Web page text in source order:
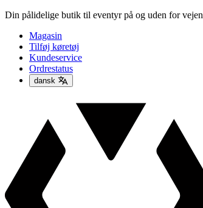
Din pålidelige butik til eventyr på og uden for vejen
Magasin
Tilføj køretøj
Kundeservice
Ordrestatus
dansk